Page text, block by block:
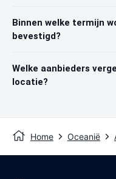
Binnen welke termijn
bevestigd?
Welke aanbieders
locatie?
Home Oceanië